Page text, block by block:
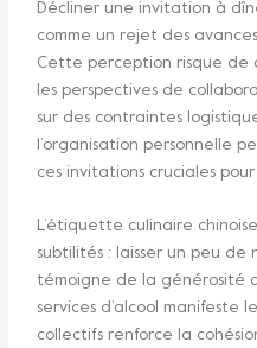
Décliner une invitation à
comme un rejet des
Cette perception risque de
les perspectives de
sur des contraintes
l’organisation personnelle
ces invitations cruciales
L’étiquette culinaire
subtilités : laisser un peu de
témoigne de la générosité
services d’alcool manifeste
collectifs renforce la